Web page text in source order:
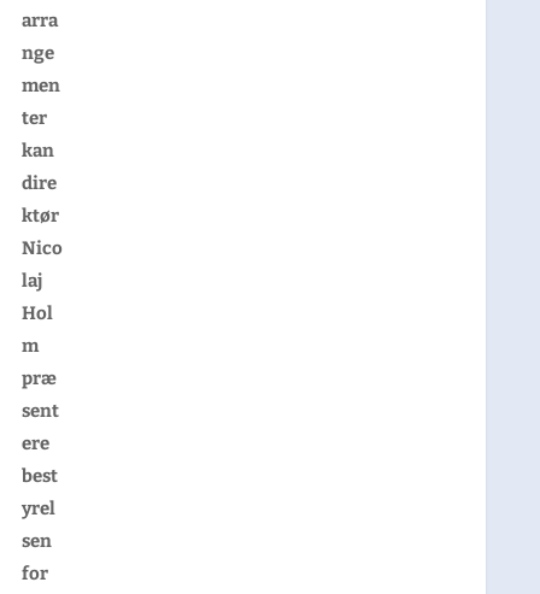
arra
nge
men
ter
kan
dire
ktør
Nico
laj
Hol
m
præ
sent
ere
best
yrel
sen
for